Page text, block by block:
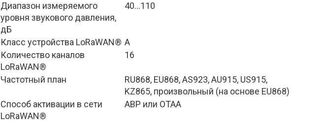
Диапазон измеряемого
уровня звукового давления,
дБ
40...110
Класс устройства LoRaWAN® A
Количество каналов
LoRaWAN®
16
Частотный план
RU868, EU868, AS923, AU915, US915,
KZ865, произвольный (на основе EU868)
Способ активации в сети
LoRaWAN®
ABP или OTAA